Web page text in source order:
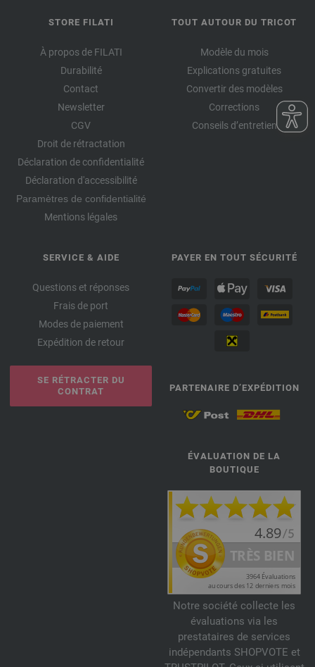
STORE FILATI
À propos de FILATI
Durabilité
Contact
Newsletter
CGV
Droit de rétractation
Déclaration de confidentialité
Déclaration d'accessibilité
Paramètres de confidentialité
Mentions légales
TOUT AUTOUR DU TRICOT
Modèle du mois
Explications gratuites
Convertir des modèles
Corrections
Conseils d’entretien
SERVICE & AIDE
Questions et réponses
Frais de port
Modes de paiement
Expédition de retour
SE RÉTRACTER DU
CONTRAT
PAYER EN TOUT SÉCURITÉ
PARTENAIRE D’EXPÉDITION
ÉVALUATION DE LA
BOUTIQUE
Notre société collecte les
évaluations via les
prestataires de services
indépendants SHOPVOTE et